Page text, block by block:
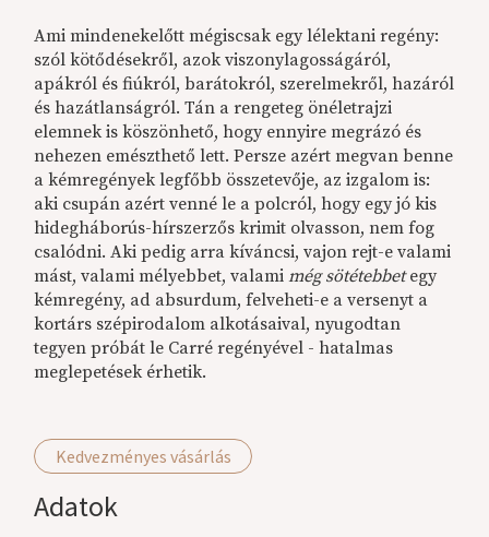
Kedvezményes vásárlás
Adatok
Ami mindenekelőtt mégiscsak egy lélektani regény:
szól kötődésekről, azok viszonylagosságáról,
apákról és fiúkról, barátokról, szerelmekről, hazáról
és hazátlanságról. Tán a rengeteg önéletrajzi
elemnek is köszönhető, hogy ennyire megrázó és
nehezen emészthető lett. Persze azért megvan benne
a kémregények legfőbb összetevője, az izgalom is:
aki csupán azért venné le a polcról, hogy egy jó kis
hidegháborús-hírszerzős krimit olvasson, nem fog
csalódni. Aki pedig arra kíváncsi, vajon rejt-e valami
mást, valami mélyebbet, valamimég sötétebbetegy
kémregény, ad absurdum, felveheti-e a versenyt a
kortárs szépirodalom alkotásaival, nyugodtan
tegyen próbát le Carré regényével - hatalmas
meglepetések érhetik.